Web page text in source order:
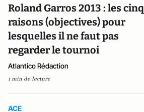
Roland Garros 2013 : les cinq
raisons (objectives) pour
lesquelles il ne faut pas
regarder le tournoi
Atlantico Rédaction
1 min de lecture
ACE